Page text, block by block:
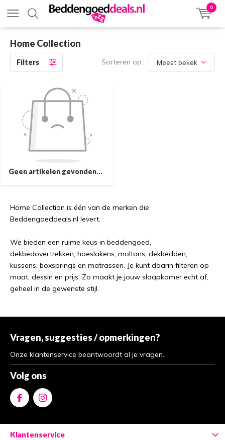
0
Home Collection
Filters Sorteren op:
Geen artikelen gevonden...
Home Collection is één van de merken die
Beddengoeddeals.nl levert.
We bieden een ruime keus in beddengoed,
dekbedovertrekken, hoeslakens, moltons, dekbedden,
kussens, boxsprings en matrassen. Je kunt daarin filteren op
maat, dessin en prijs. Zo maakt je jouw slaapkamer echt af,
geheel in de gewenste stijl.
Vragen, suggesties / opmerkingen?
Onze klantenservice beantwoordt al je vragen.
Volg ons
Klantenservice